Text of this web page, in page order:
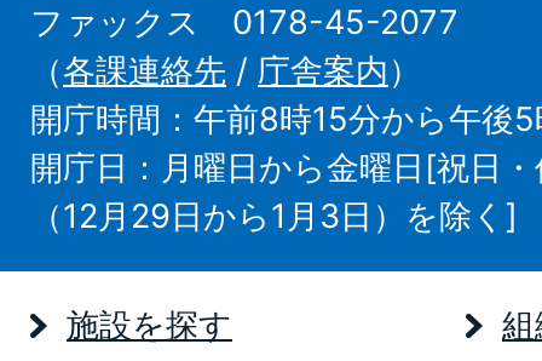
ファックス 0178-45-2077
（各課連絡先 / 庁舎案内）
開庁時間：午前8時15分から午後5
開庁日：月曜日から金曜日[祝日
（12月29日から1月3日）を除く]
施設を探す